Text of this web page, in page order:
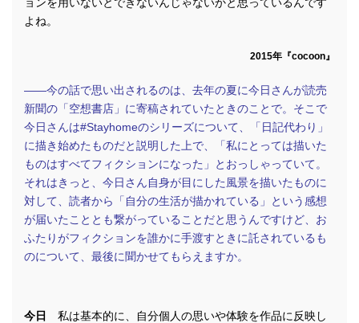
よね。
2015年『cocoon』
――今の話で思い出されるのは、去年の夏に今日さんが読売
新聞の「空想書店」に寄稿されていたときのことで。そこで
今日さんは#Stayhomeのシリーズについて、「日記代わり」
に描き始めたものだと説明した上で、「私にとっては描いた
ものはすべてフィクションになった」とおっしゃっていて。
それはきっと、今日さん自身が目にした風景を描いたものに
対して、読者から「自分の生活が描かれている」という感想
が届いたこととも繋がっていることだと思うんですけど、お
ふたりがフィクションを誰かに手渡すときに託されているも
のについて、最後に聞かせてもらえますか。
今日
私は基本的に、自分個人の思いや体験を作品に反映し